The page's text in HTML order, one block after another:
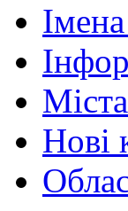
Нові